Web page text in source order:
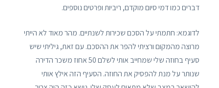
דברים כמו דמי סיום מוקדם, ריביות ופרטים נוספים.
לדוגמא: חתמתי על הסכם שכירות לשנתיים. מהר מאוד לא הייתי
מרוצה מהמקום ורציתי להפר את ההסכם. עם זאת, גיליתי שיש
סעיף בחוזה שלי שמחייב אותי לשלם 50 אחוז משכר הדירה
שנותר על מנת להפסיק את החוזה. הסעיף הזה אילץ אותי